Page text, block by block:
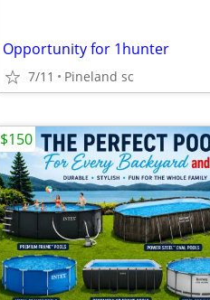
Opportunity for 1hunter
7/11 Pineland sc
$150